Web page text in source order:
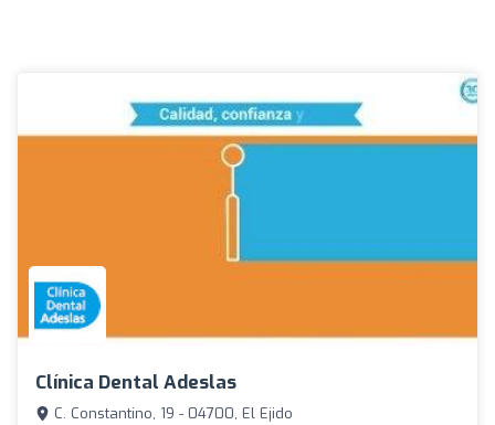
Clínica Dental Adeslas
C. Constantino, 19 - 04700, El Ejido